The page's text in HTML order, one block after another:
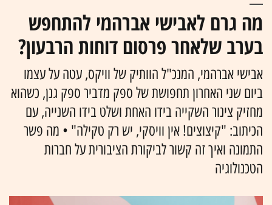
מה גרם לאבישי אברהמי להתחפש
בערב שלאחר פרסום דוחות הרבעון?
אבישי אברהמי, המנכ"ל הוותיק של וויקס, עטה על עצמו
ביום שני האחרון תחפושת של ספק מדביר ספק גנן, כשהוא
מחזיק צינור השקייה בידו האחת ושלט בידו השנייה, עם
הכיתוב: "קיצוצים! אין וויסקי, יש רק טקילה" • מה פשר
התמונה ואיך זה קשור לביקורת הציבורית על חברות
הטכנולוגיה